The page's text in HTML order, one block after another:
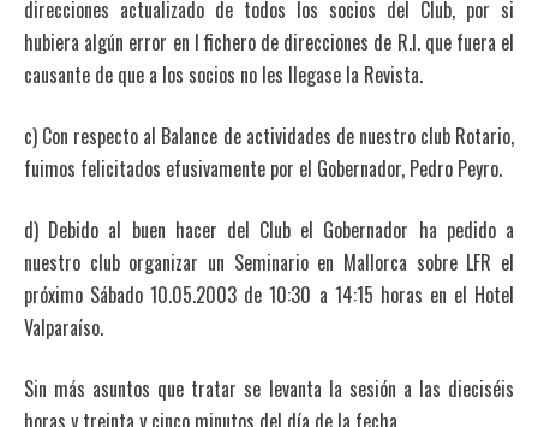
direcciones actualizado de todos los socios del Club, por si
hubiera algún error en l fichero de direcciones de R.I. que fuera el
causante de que a los socios no les llegase la Revista.
c) Con respecto al Balance de actividades de nuestro club Rotario,
fuimos felicitados efusivamente por el Gobernador, Pedro Peyro.
d) Debido al buen hacer del Club el Gobernador ha pedido a
nuestro club organizar un Seminario en Mallorca sobre LFR el
próximo Sábado 10.05.2003 de 10:30 a 14:15 horas en el Hotel
Valparaíso.
Sin más asuntos que tratar se levanta la sesión a las dieciséis
horas y treinta y cinco minutos del día de la fecha.